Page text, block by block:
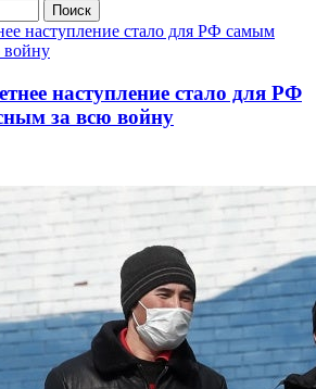
Поиск
наступление стало для РФ
за всю войну